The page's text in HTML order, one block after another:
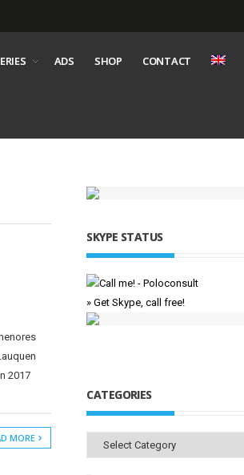
ADS SHOP CONTACT
2017
MORE
SKYPE STATUS
» Get Skype, call free!
CATEGORIES
Categories